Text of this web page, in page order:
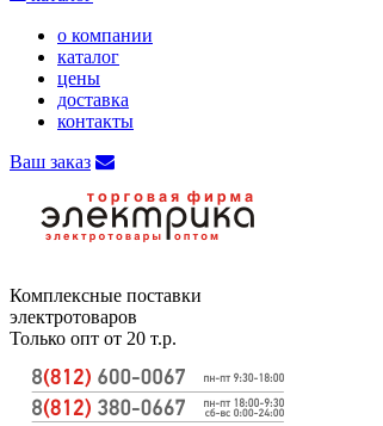
о компании
каталог
цены
доставка
контакты
Ваш заказ
Комплексные поставки
электротоваров
Только опт от 20 т.р.